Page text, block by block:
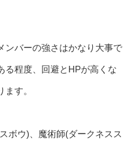
ンバーの強さはかなり大事で
る程度、回避とHPが高くな
す。
ボウ)、魔術師(ダークネスス